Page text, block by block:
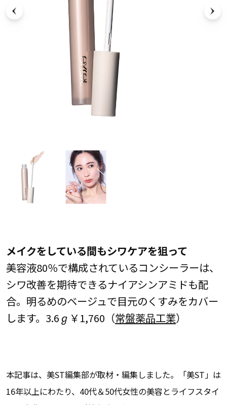
メイクをしている間もシワケアを狙って
美容液80％で構成されているコンシーラーは、
シワ改善を期待できるナイアシンアミドも配
合。明るめのベージュで目元のくすみをカバー
します。3.6ℊ￥1,760（常盤薬品工業）
本記事は、美ST編集部が取材・編集しました。「美ST」は
16年以上にわたり、40代＆50代女性の美容とライフスタイ